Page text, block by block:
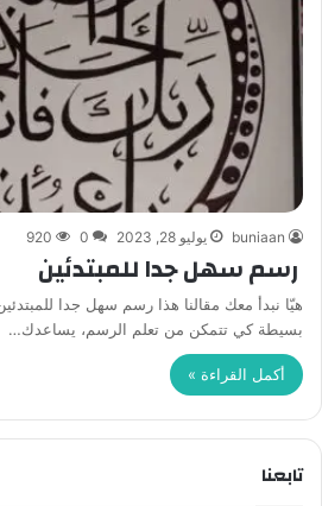
buniaan يوليو 28, 2023 0
920
رسم سهل جدا للمبتدئين
هيّا نبدأ معك مقالنا هذا رسم سهل جدا
بسيطة كي تتمكن من تعلم الرسم، يساعدك…
أكمل القراءة »
تابعنا